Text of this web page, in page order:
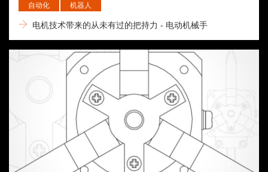
自动化 机器人
电机技术带来的从未有过的把持力 - 电动机械手